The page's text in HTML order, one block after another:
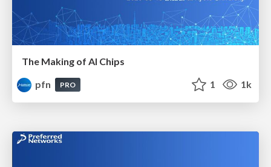
The Making of AI Chips
pfn
PRO 1 1k